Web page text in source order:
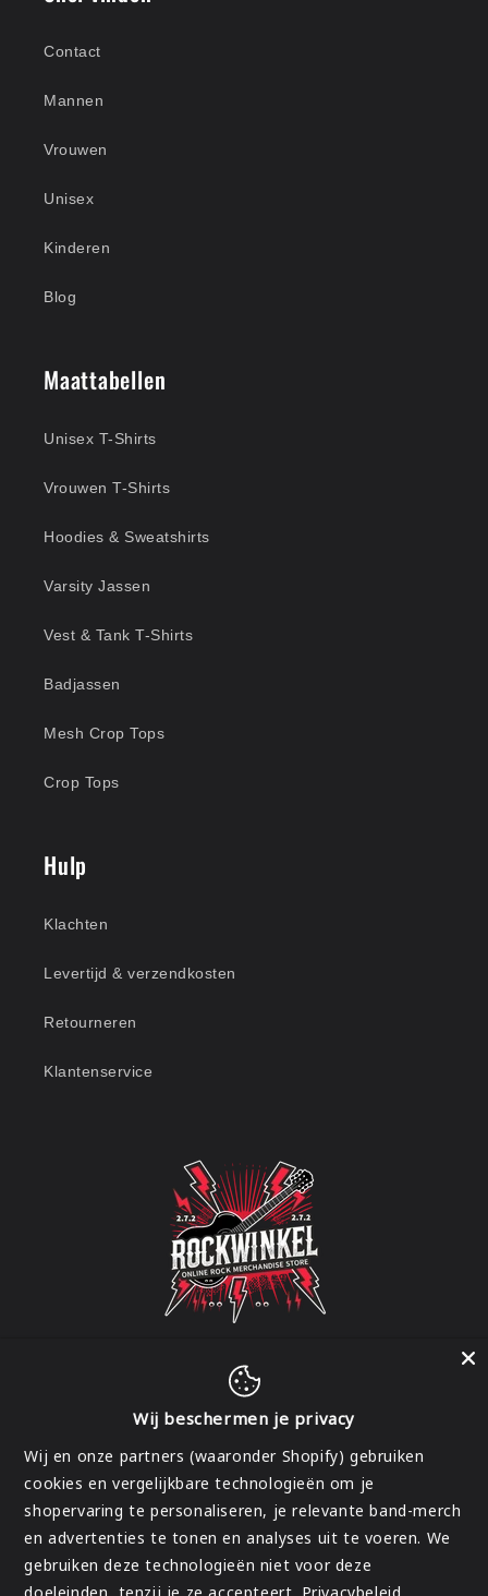
Contact
Mannen
Vrouwen
Unisex
Kinderen
Blog
Maattabellen
Unisex T-Shirts
Vrouwen T-Shirts
Hoodies & Sweatshirts
Varsity Jassen
Vest & Tank T-Shirts
Badjassen
Mesh Crop Tops
Crop Tops
Hulp
Klachten
Levertijd & verzendkosten
Retourneren
Klantenservice
FacebookInstagram
België | EUR €
Wij beschermen je privacy
Wij en onze partners (waaronder Shopify) gebruiken
cookies en vergelijkbare technologieën om je
shopervaring te personaliseren, je relevante band-merch
en advertenties te tonen en analyses uit te voeren. We
gebruiken deze technologieën niet voor deze